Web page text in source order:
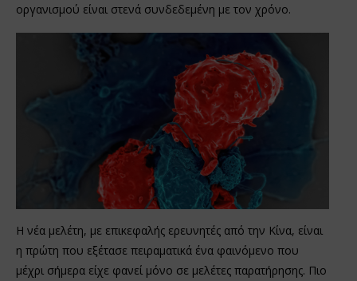
οργανισμού είναι στενά συνδεδεμένη με τον χρόνο.
Η νέα μελέτη, με επικεφαλής ερευνητές από την Κίνα, είναι
η πρώτη που εξέτασε πειραματικά ένα φαινόμενο που
μέχρι σήμερα είχε φανεί μόνο σε μελέτες παρατήρησης. Πιο